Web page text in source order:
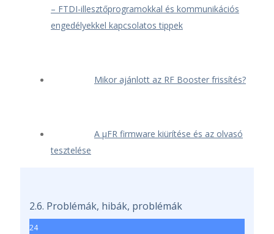
– FTDI-illesztőprogramokkal és kommunikációs
engedélyekkel kapcsolatos tippek
Mikor ajánlott az RF Booster frissítés?
A μFR firmware kiürítése és az olvasó
tesztelése
2.6. Problémák, hibák, problémák
24